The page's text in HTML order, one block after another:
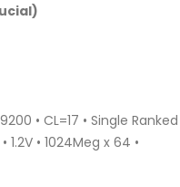
• CL=17 • Single
1.2V • 1024Meg x 64 •